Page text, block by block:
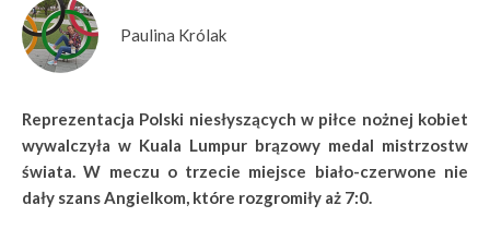
Paulina Królak
Reprezentacja Polski niesłyszących w piłce nożnej kobiet
wywalczyła w Kuala Lumpur brązowy medal mistrzostw
świata. W meczu o trzecie miejsce biało-czerwone nie
dały szans Angielkom, które rozgromiły aż 7:0.